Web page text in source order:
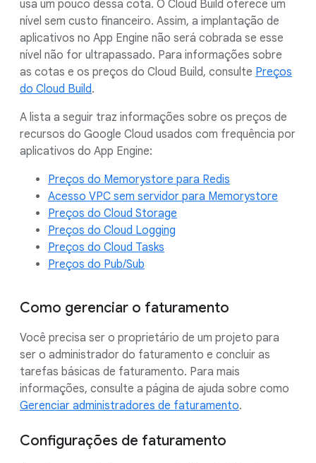
usa um pouco dessa cota. O Cloud Build oferece um
nível sem custo financeiro. Assim, a implantação de
aplicativos no App Engine não será cobrada se esse
nível não for ultrapassado. Para informações sobre
as cotas e os preços do Cloud Build, consulte Preços
do Cloud Build.
A lista a seguir traz informações sobre os preços de
recursos do Google Cloud usados com frequência por
aplicativos do App Engine:
Preços do Memorystore para Redis
Acesso VPC sem servidor para Memorystore
Preços do Cloud Storage
Preços do Cloud Logging
Preços do Cloud Tasks
Preços do Pub/Sub
Como gerenciar o faturamento
Você precisa ser o proprietário de um projeto para
ser o administrador do faturamento e concluir as
tarefas básicas de faturamento. Para mais
informações, consulte a página de ajuda sobre como
Gerenciar administradores de faturamento.
Configurações de faturamento